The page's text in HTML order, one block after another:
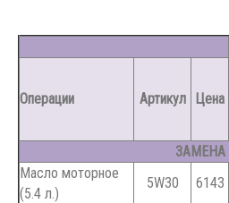
Операции Артикул Цена
ЗАМЕНА
Масло моторное
(5.4 л.)
5W30 6143